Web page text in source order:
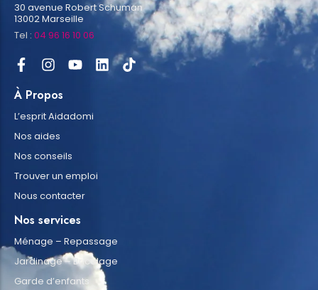
30 avenue Robert Schuman
13002 Marseille
Tel : 04 96 16 10 06
À Propos
L’esprit Aidadomi
Nos aides
Nos conseils
Trouver un emploi
Nous contacter
Nos services
Ménage – Repassage
Jardinage – Bricolage
Garde d’enfants